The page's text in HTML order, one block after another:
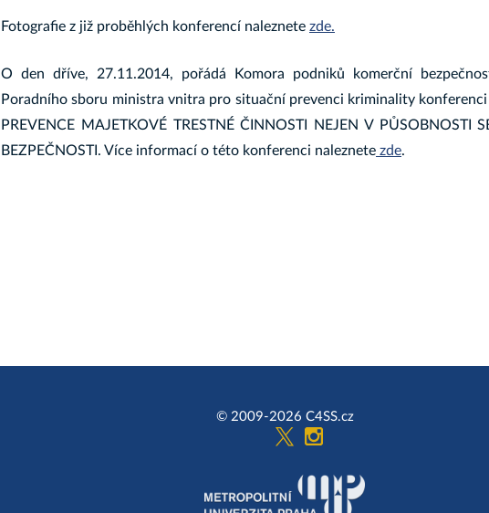
Fotografie z již proběhlých konferencí naleznete zde.
O den dříve, 27.11.2014, pořádá Komora podniků komerční
Poradního sboru ministra vnitra pro situační prevenci kriminality
PREVENCE MAJETKOVÉ TRESTNÉ ČINNOSTI NEJEN V PŮSOBNOSTI
BEZPEČNOSTI. Více informací o této konferenci naleznete zde.
© 2009-2026 C4SS.cz